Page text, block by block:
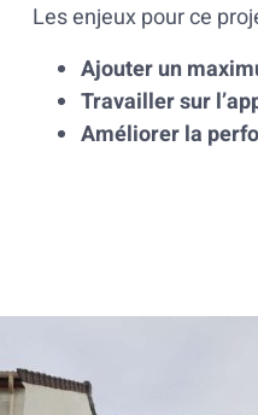
Les enjeux pour ce
Ajouter un
Travailler sur
Améliorer la